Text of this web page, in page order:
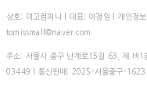
상호: 미고컴퍼니 | 대표: 이정임 | 개인
tomissmall@naver.com
주소: 서울시 중구 난계로15길 63, 제 비
03449 | 통신판매: 2025-서울중구-1623